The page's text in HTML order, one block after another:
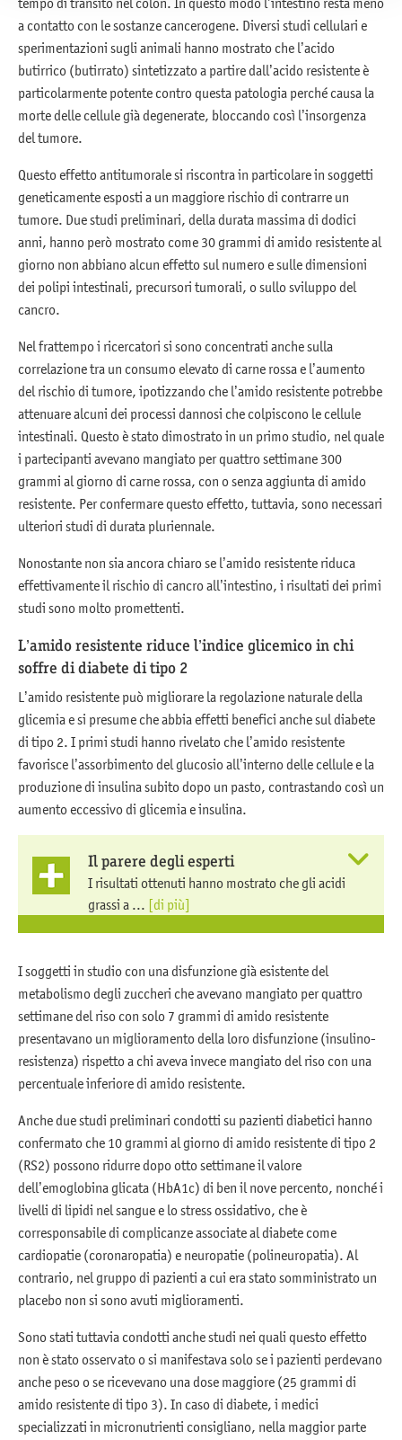
a contatto con le sostanze cancerogene. Diversi studi cellulari e
sperimentazioni sugli animali hanno mostrato che l’acido
butirrico (butirrato) sintetizzato a partire dall’acido resistente è
particolarmente potente contro questa patologia perché causa la
morte delle cellule già degenerate, bloccando così l’insorgenza
del tumore.
Questo effetto antitumorale si riscontra in particolare in soggetti
geneticamente esposti a un maggiore rischio di contrarre un
tumore. Due studi preliminari, della durata massima di dodici
anni, hanno però mostrato come 30 grammi di amido resistente al
giorno non abbiano alcun effetto sul numero e sulle dimensioni
dei polipi intestinali, precursori tumorali, o sullo sviluppo del
cancro.
Nel frattempo i ricercatori si sono concentrati anche sulla
correlazione tra un consumo elevato di carne rossa e l’aumento
del rischio di tumore, ipotizzando che l’amido resistente potrebbe
attenuare alcuni dei processi dannosi che colpiscono le cellule
intestinali. Questo è stato dimostrato in un primo studio, nel quale
i partecipanti avevano mangiato per quattro settimane 300
grammi al giorno di carne rossa, con o senza aggiunta di amido
resistente. Per confermare questo effetto, tuttavia, sono necessari
ulteriori studi di durata pluriennale.
Nonostante non sia ancora chiaro se l’amido resistente riduca
effettivamente il rischio di cancro all’intestino, i risultati dei primi
studi sono molto promettenti.
L’amido resistente riduce l’indice glicemico in chi
soffre di diabete di tipo 2
L’amido resistente può migliorare la regolazione naturale della
glicemia e si presume che abbia effetti benefici anche sul diabete
di tipo 2. I primi studi hanno rivelato che l’amido resistente
favorisce l’assorbimento del glucosio all’interno delle cellule e la
produzione di insulina subito dopo un pasto, contrastando così un
aumento eccessivo di glicemia e insulina.
Il parere degli esperti
I risultati ottenuti hanno mostrato che gli acidi
grassi a ... [di più]
I soggetti in studio con una disfunzione già esistente del
metabolismo degli zuccheri che avevano mangiato per quattro
settimane del riso con solo 7 grammi di amido resistente
presentavano un miglioramento della loro disfunzione (insulino-
resistenza) rispetto a chi aveva invece mangiato del riso con una
percentuale inferiore di amido resistente.
Anche due studi preliminari condotti su pazienti diabetici hanno
confermato che 10 grammi al giorno di amido resistente di tipo 2
(RS2) possono ridurre dopo otto settimane il valore
dell’emoglobina glicata (HbA1c) di ben il nove percento, nonché i
livelli di lipidi nel sangue e lo stress ossidativo, che è
corresponsabile di complicanze associate al diabete come
cardiopatie (coronaropatia) e neuropatie (polineuropatia). Al
contrario, nel gruppo di pazienti a cui era stato somministrato un
placebo non si sono avuti miglioramenti.
Sono stati tuttavia condotti anche studi nei quali questo effetto
non è stato osservato o si manifestava solo se i pazienti perdevano
anche peso o se ricevevano una dose maggiore (25 grammi di
amido resistente di tipo 3). In caso di diabete, i medici
specializzati in micronutrienti consigliano, nella maggior parte